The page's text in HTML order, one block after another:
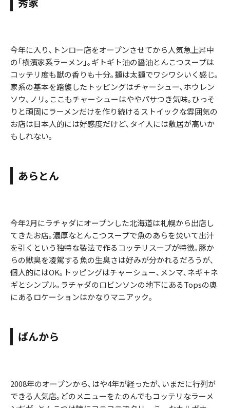
今年に入り､トンロー店をオープンさせてから人気急上昇中
の｢横濱家系ラーメン｣｡ギトギト油の醤油とんこつスープは
コッテリ度も獣の香りも十分｡麺は太麺でワシワシいく感じ｡
家系の基本を踏襲したトッピングはチャーシュー､ホウレン
ソウ､ノリ｡ここもチャーシューはややパサつき気味｡ひっそ
りと頑固にラーメンだけを作り続けるストイックな雰囲気の
お店は日本人的には好感度だけど､タイ人には敷居が高いか
もしれない｡
あらとん
今年2月にラチャダにオープンした北海道は札幌から出店し
てきたお店｡濃厚なとんこつスープで魚のあらを焚いて出汁
を引くという独特な製法で作るコッテリスープが特徴｡豚か
らの獣臭を凌駕する魚の生臭さは好みが分かれるだろうが､
個人的にはOK｡トッピングはチャーシュー､メンマ､ネギ＋ネ
ギとシンプル｡ラチャダのロビンソンの地下にあるTopsの奥
にあるロケーションはかなりマニアック｡
ばんから
2008年のオープンから､はや4年が経ったが､いまだに行列が
できる人気店｡どのメニューをたのんでもコッテリなラーメ